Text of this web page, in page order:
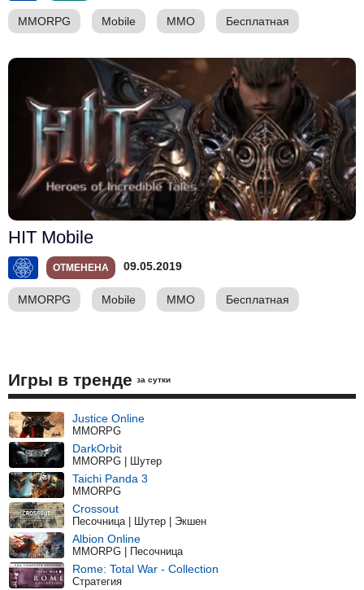
MMORPG Mobile ММО Бесплатная
HIT Mobile
ОТМЕНЕНА 09.05.2019
MMORPG Mobile ММО Бесплатная
Игры в тренде за сутки
Justice Online
MMORPG
DarkOrbit
MMORPG | Шутер
Taichi Panda 3
MMORPG
Crossout
Песочница | Шутер | Экшен
Albion Online
MMORPG | Песочница
Rome: Total War - Collection
Стратегия